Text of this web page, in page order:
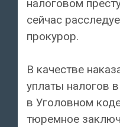
налоговом
сейчас
прокурор.
В качестве
уплаты налогов
в Уголовном
тюремное